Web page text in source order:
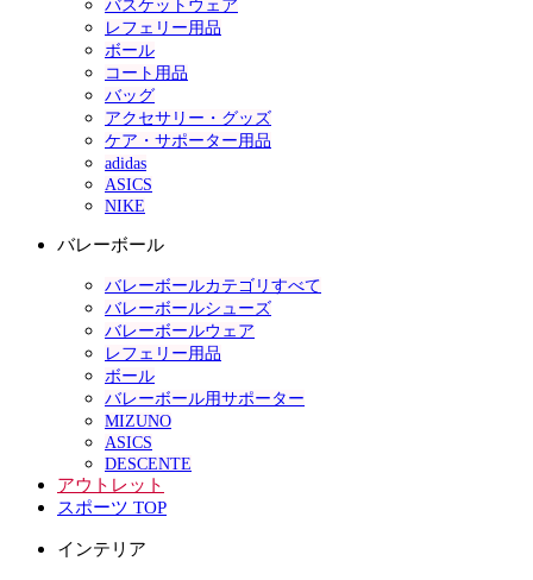
バスケットウェア
レフェリー用品
ボール
コート用品
バッグ
アクセサリー・グッズ
ケア・サポーター用品
adidas
ASICS
NIKE
バレーボール
バレーボールカテゴリすべて
バレーボールシューズ
バレーボールウェア
レフェリー用品
ボール
バレーボール用サポーター
MIZUNO
ASICS
DESCENTE
アウトレット
スポーツ TOP
インテリア